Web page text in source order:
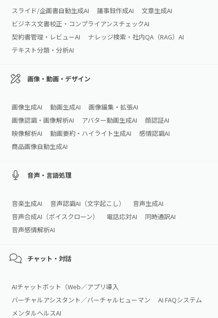
スライド/企画書自動生成AI 議事録作成AI
文章生成AI
ビジネス文書校正・コンプライアンスチェックAI
契約書管理・レビューAI
ナレッジ検索・社内QA（RAG）AI
テキスト分類・分析AI
画像・動画・デザイン
画像生成AI 動画生成AI
画像編集・拡張AI
画像認識・画像解析AI
アバター動画生成AI
顔認証AI
映像解析AI
動画要約・ハイライト生成AI
感情認識AI
商品画像自動生成AI
音声・言語処理
音楽生成AI 音声認識AI（文字起こし）
音声生成AI
音声合成AI（ボイスクローン）
電話応対AI
同時通訳AI
音声感情解析AI
チャット・対話
AIチャットボット（Web／アプリ導入
バーチャルアシスタント／バーチャルヒューマン
AI FAQシステム
メンタルヘルスAI